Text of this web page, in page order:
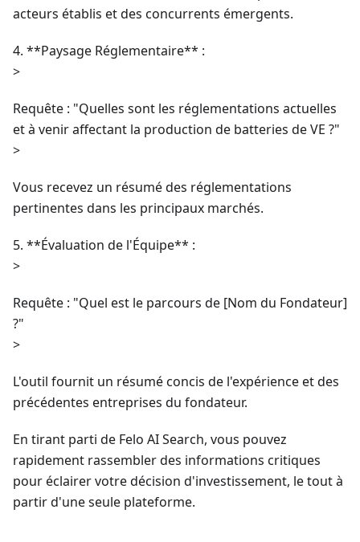
acteurs établis et des concurrents émergents.
4. **Paysage Réglementaire** :
>
Requête : "Quelles sont les réglementations actuelles
et à venir affectant la production de batteries de VE ?"
>
Vous recevez un résumé des réglementations
pertinentes dans les principaux marchés.
5. **Évaluation de l'Équipe** :
>
Requête : "Quel est le parcours de [Nom du Fondateur]
?"
>
L'outil fournit un résumé concis de l'expérience et des
précédentes entreprises du fondateur.
En tirant parti de Felo AI Search, vous pouvez
rapidement rassembler des informations critiques
pour éclairer votre décision d'investissement, le tout à
partir d'une seule plateforme.